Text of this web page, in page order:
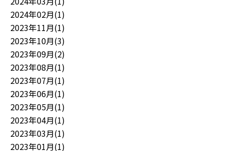
2024年02月(1)
2023年11月(1)
2023年10月(3)
2023年09月(2)
2023年08月(1)
2023年07月(1)
2023年06月(1)
2023年05月(1)
2023年04月(1)
2023年03月(1)
2023年01月(1)